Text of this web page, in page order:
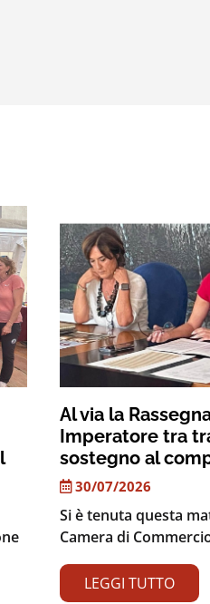
Al via la
Imperatore tra
sostegno al
30/07/2026
Si è tenuta questa
Camera di
LEGGI TUTTO